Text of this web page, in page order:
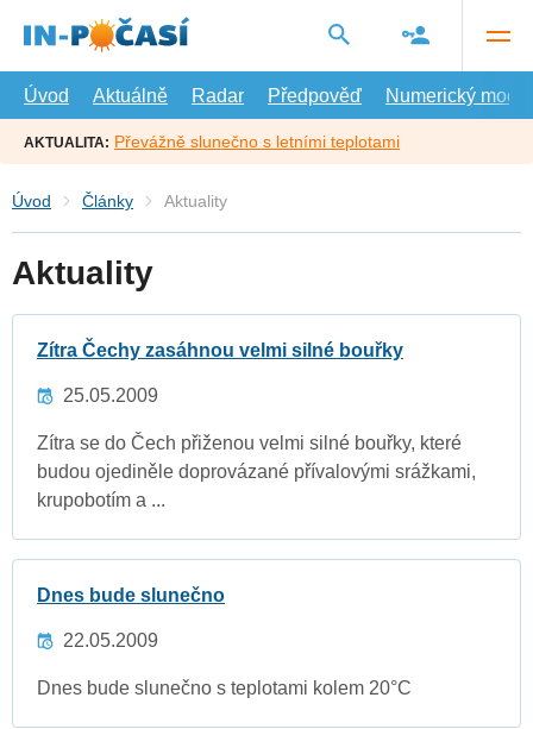
hlavní
Úvod
Aktuálně Radar Předpověď Numerický model
AKTUALITA: Převážně slunečno s letními teplotami
Úvod Články Aktuality
Aktuality
Zítra Čechy zasáhnou velmi silné bouřky
25.05.2009
Zítra se do Čech přiženou velmi silné bouřky, které
budou ojediněle doprovázané přívalovými srážkami,
krupobotím a ...
Dnes bude slunečno
22.05.2009
Dnes bude slunečno s teplotami kolem 20°C